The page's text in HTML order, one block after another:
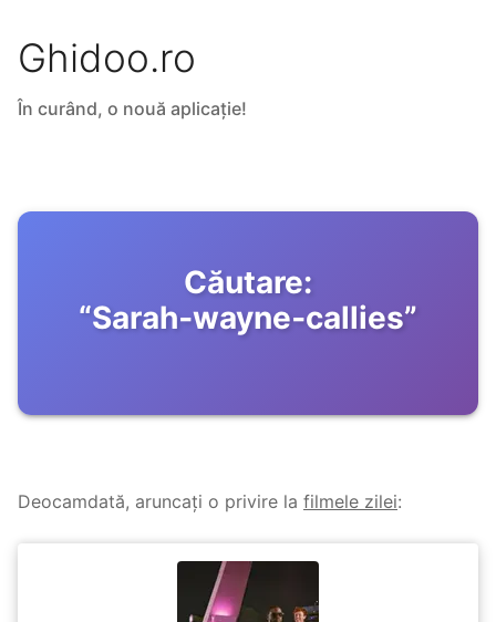
Ghidoo.ro
În curând, o nouă aplicație!
Căutare:
“Sarah‑wayne‑callies”
Deocamdată, aruncați o privire la filmele zilei: